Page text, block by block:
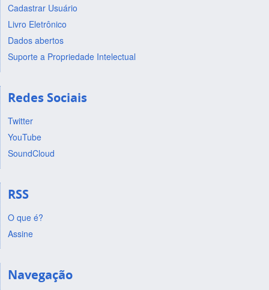
Cadastrar Usuário
Livro Eletrônico
Dados abertos
Suporte a Propriedade Intelectual
Redes Sociais
Twitter
YouTube
SoundCloud
RSS
O que é?
Assine
Navegação